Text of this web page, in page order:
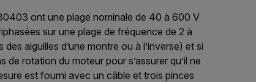
ont une plage nominale de 40 à 600 V
sur une plage de fréquence de 2 à
aiguilles d’une montre ou à l’inverse) et si
rotation du moteur pour s’assurer qu’il ne
est fourni avec un câble et trois pinces